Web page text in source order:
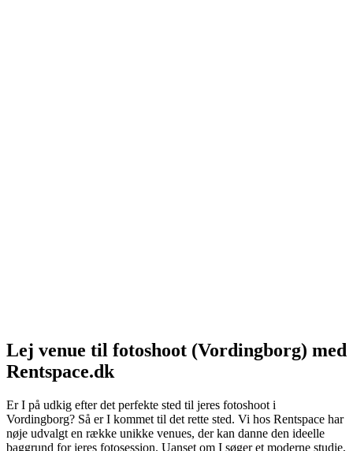
Lej venue til fotoshoot (Vordingborg) med
Rentspace.dk
Er I på udkig efter det perfekte sted til jeres fotoshoot i
Vordingborg? Så er I kommet til det rette sted. Vi hos Rentspace har
nøje udvalgt en række unikke venues, der kan danne den ideelle
baggrund for jeres fotosession. Uanset om I søger et moderne studie,